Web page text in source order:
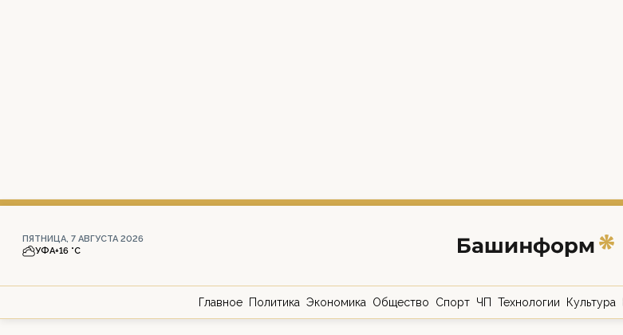
ПЯТНИЦА, 7 АВГУСТА 2026
УФА+16 °С
Главное Политика Экономика Общество Спорт ЧП Технологии Культура